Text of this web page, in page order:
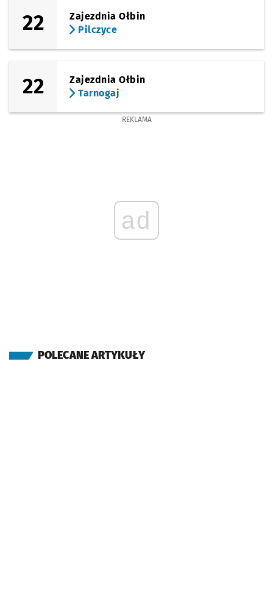
22
Zajezdnia Ołbin
Pilczyce
22
Zajezdnia Ołbin
Tarnogaj
REKLAMA
ad
POLECANE ARTYKUŁY